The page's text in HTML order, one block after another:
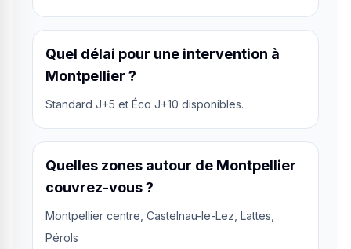
Quel délai pour une intervention à
Montpellier ?
Standard J+5 et Éco J+10 disponibles.
Quelles zones autour de Montpellier
couvrez-vous ?
Montpellier centre, Castelnau-le-Lez, Lattes,
Pérols